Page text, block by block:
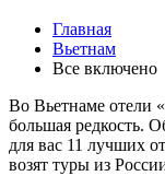
Главная
Вьетнам
Все включено
Во Вьетнаме отели
большая редкость.
для вас 11 лучших
возят туры из